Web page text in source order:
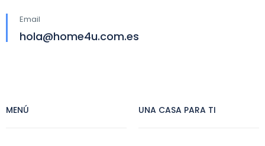
Email
hola@home4u.com.es
MENÚ UNA CASA PARA TI